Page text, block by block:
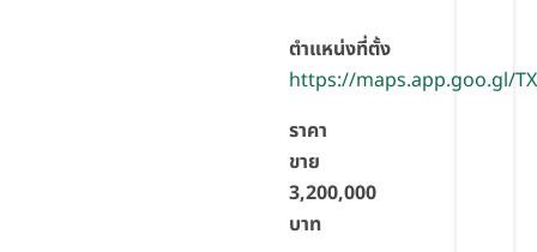
ตำแหน่งที่ตั้ง
https://maps.app.goo.gl/
ราคา
ขาย
3,200,000
บาท